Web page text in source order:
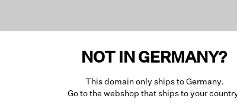
NOT IN GERMANY?
This domain only ships to Germany.
Go to the webshop that ships to your